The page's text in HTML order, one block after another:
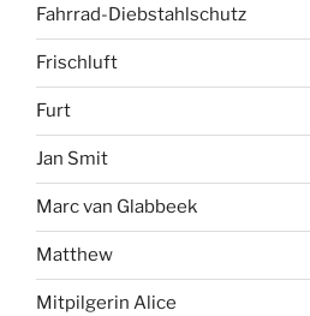
Fahrrad-Diebstahlschutz
Frischluft
Furt
Jan Smit
Marc van Glabbeek
Matthew
Mitpilgerin Alice